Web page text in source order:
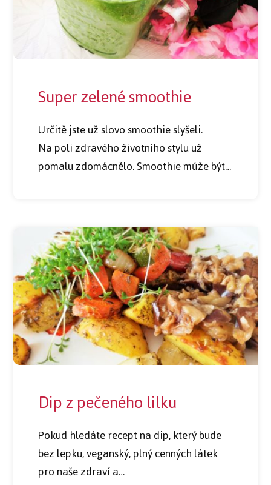
Super zelené smoothie
Určitě jste už slovo smoothie slyšeli.
Na poli zdravého životního stylu už
pomalu zdomácnělo. Smoothie může být…
Dip z pečeného lilku
Pokud hledáte recept na dip, který bude
bez lepku, veganský, plný cenných látek
pro naše zdraví a…